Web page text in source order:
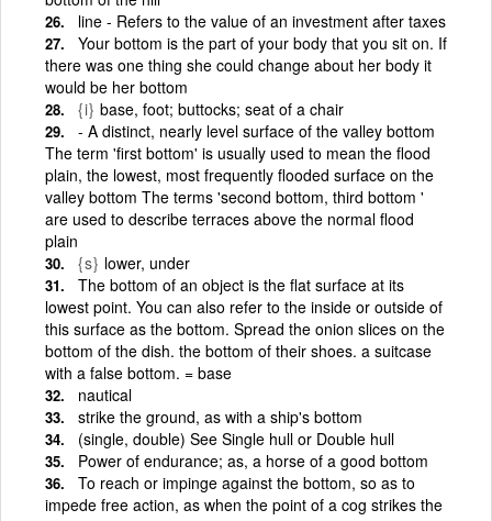
line - Refers to the value of an investment after taxes
Your bottom is the part of your body that you sit on. If
there was one thing she could change about her body it
would be her bottom
{i} base, foot; buttocks; seat of a chair
- A distinct, nearly level surface of the valley bottom
The term 'first bottom' is usually used to mean the flood
plain, the lowest, most frequently flooded surface on the
valley bottom The terms 'second bottom, third bottom '
are used to describe terraces above the normal flood
plain
{s} lower, under
The bottom of an object is the flat surface at its
lowest point. You can also refer to the inside or outside of
this surface as the bottom. Spread the onion slices on the
bottom of the dish. the bottom of their shoes. a suitcase
with a false bottom. = base
nautical
strike the ground, as with a ship's bottom
(single, double) See Single hull or Double hull
Power of endurance; as, a horse of a good bottom
To reach or impinge against the bottom, so as to
impede free action, as when the point of a cog strikes the